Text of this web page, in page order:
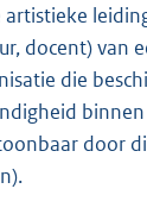
docent) van
die
door